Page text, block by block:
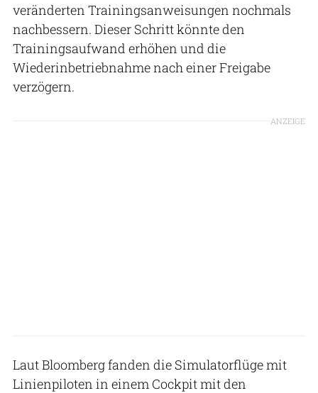
veränderten Trainingsanweisungen nochmals
nachbessern. Dieser Schritt könnte den
Trainingsaufwand erhöhen und die
Wiederinbetriebnahme nach einer Freigabe
verzögern.
ANZEIGE
Laut Bloomberg fanden die Simulatorflüge mit
Linienpiloten in einem Cockpit mit den